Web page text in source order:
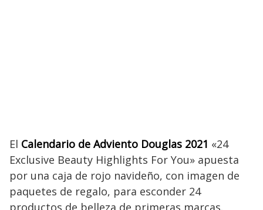
El Calendario de Adviento Douglas 2021 «24
Exclusive Beauty Highlights For You» apuesta
por una caja de rojo navideño, con imagen de
paquetes de regalo, para esconder 24
productos de belleza de primeras marcas.